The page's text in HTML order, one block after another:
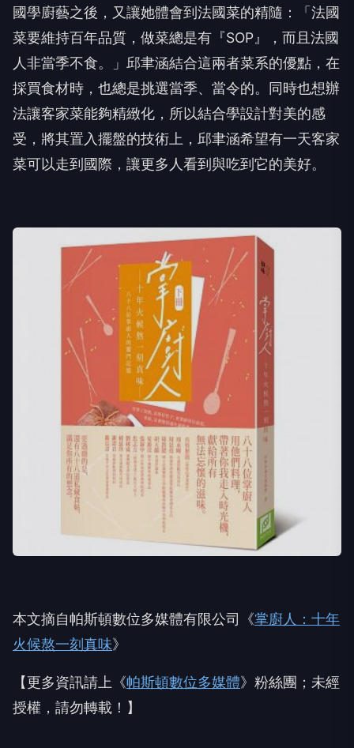
國學廚藝之後，又讓她體會到法國菜的精隨：「法國
菜要維持百年品質，做菜總是有『SOP』，而且法國
人非當季不食。」邱聿涵結合這兩者菜系的優點，在
採買食材時，也總是挑選當季、當令的。同時也想辦
法讓客家菜能夠精緻化，所以結合學設計對美的感
受，將其置入擺盤的技術上，邱聿涵希望有一天客家
菜可以走到國際，讓更多人看到與吃到它的美好。
本文摘自帕斯頓數位多媒體有限公司《掌廚人：十年
火候熬一刻真味》
【更多資訊請上《帕斯頓數位多媒體》粉絲團；未經
授權，請勿轉載！】